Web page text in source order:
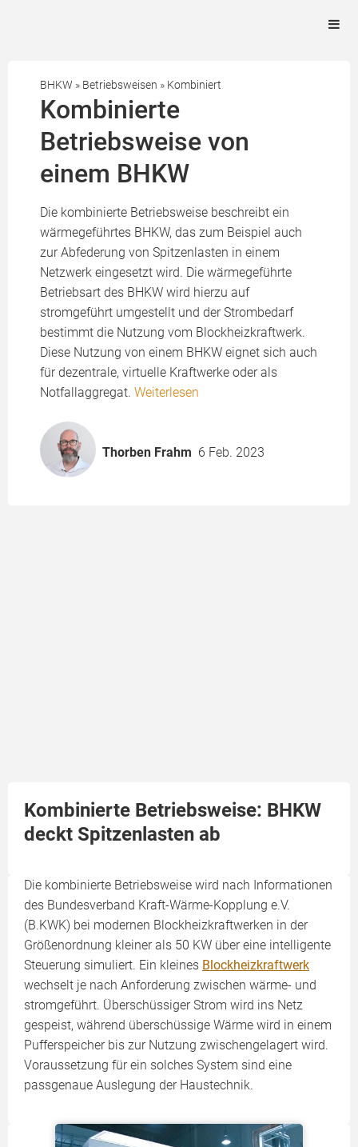
BHKW » Betriebsweisen » Kombiniert
Kombinierte
Betriebsweise von
einem BHKW
Die kombinierte Betriebsweise beschreibt ein
wärmegeführtes BHKW, das zum Beispiel auch
zur Abfederung von Spitzenlasten in einem
Netzwerk eingesetzt wird. Die wärmegeführte
Betriebsart des BHKW wird hierzu auf
stromgeführt umgestellt und der Strombedarf
bestimmt die Nutzung vom Blockheizkraftwerk.
Diese Nutzung von einem BHKW eignet sich auch
für dezentrale, virtuelle Kraftwerke oder als
Notfallaggregat. Weiterlesen
Thorben Frahm 6 Feb. 2023
Kombinierte Betriebsweise: BHKW
deckt Spitzenlasten ab
Die kombinierte Betriebsweise wird nach Informationen
des Bundesverband Kraft-Wärme-Kopplung e.V.
(B.KWK) bei modernen Blockheizkraftwerken in der
Größenordnung kleiner als 50 KW über eine intelligente
Steuerung simuliert. Ein kleines Blockheizkraftwerk
wechselt je nach Anforderung zwischen wärme- und
stromgeführt. Überschüssiger Strom wird ins Netz
gespeist, während überschüssige Wärme wird in einem
Pufferspeicher bis zur Nutzung zwischengelagert wird.
Voraussetzung für ein solches System sind eine
passgenaue Auslegung der Haustechnik.